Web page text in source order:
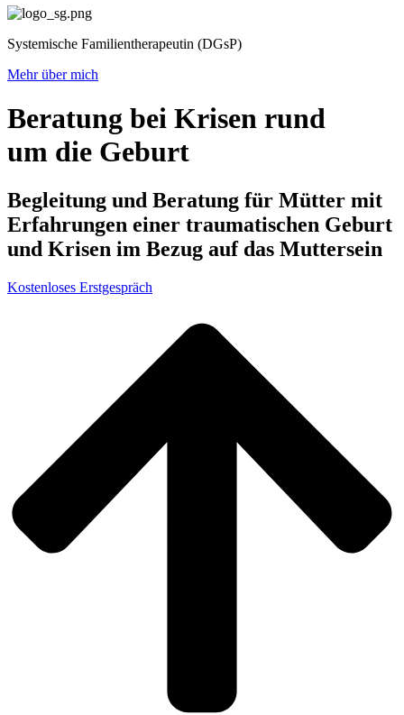
Systemische Familientherapeutin (DGsP)
Mehr über mich
Beratung bei Krisen rund
um die Geburt
Begleitung und Beratung für Mütter mit
Erfahrungen einer traumatischen Geburt
und Krisen im Bezug auf das Muttersein
Kostenloses Erstgespräch